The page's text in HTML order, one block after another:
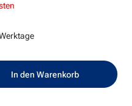
gewünschten
In den Warenkorb